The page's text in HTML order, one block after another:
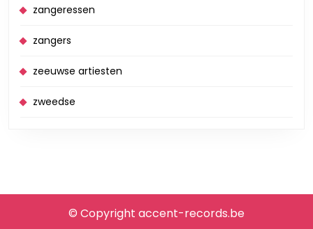
zangeressen
zangers
zeeuwse artiesten
zweedse
© Copyright accent-records.be